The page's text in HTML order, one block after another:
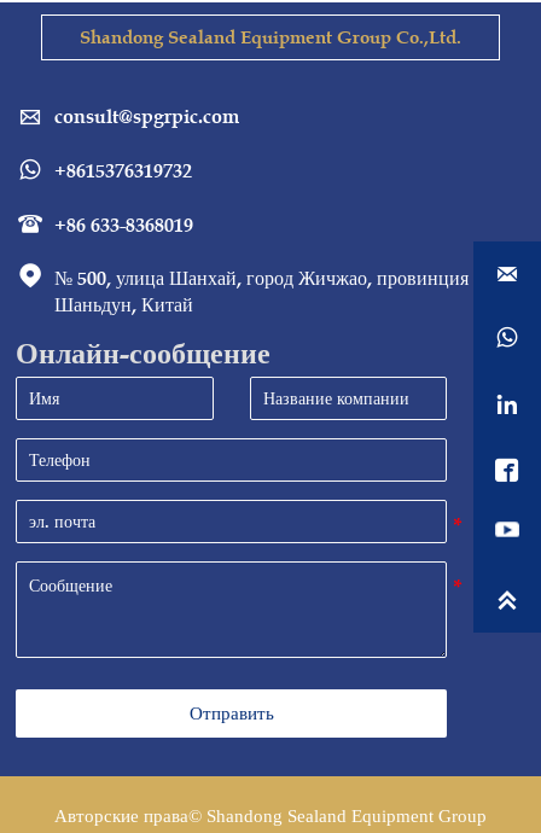
Shandong Sealand Equipment Group Co.,Ltd.
 consult@spgrpic.com
 +8615376319732
 +86 633-8368019
 № 500, улица Шанхай, город Жичжао, провинция
Шаньдун, Китай
Онлайн-сообщение
Отправить
Авторские права© Shandong Sealand Equipment Group




